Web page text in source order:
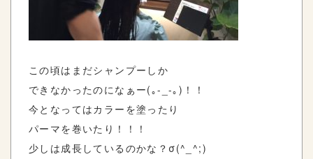
この頃はまだシャンプーしか
できなかったのになぁー(｡-_-｡)！！
今となってはカラーを塗ったり
パーマを巻いたり！！！
少しは成長しているのかな？σ(^_^;)